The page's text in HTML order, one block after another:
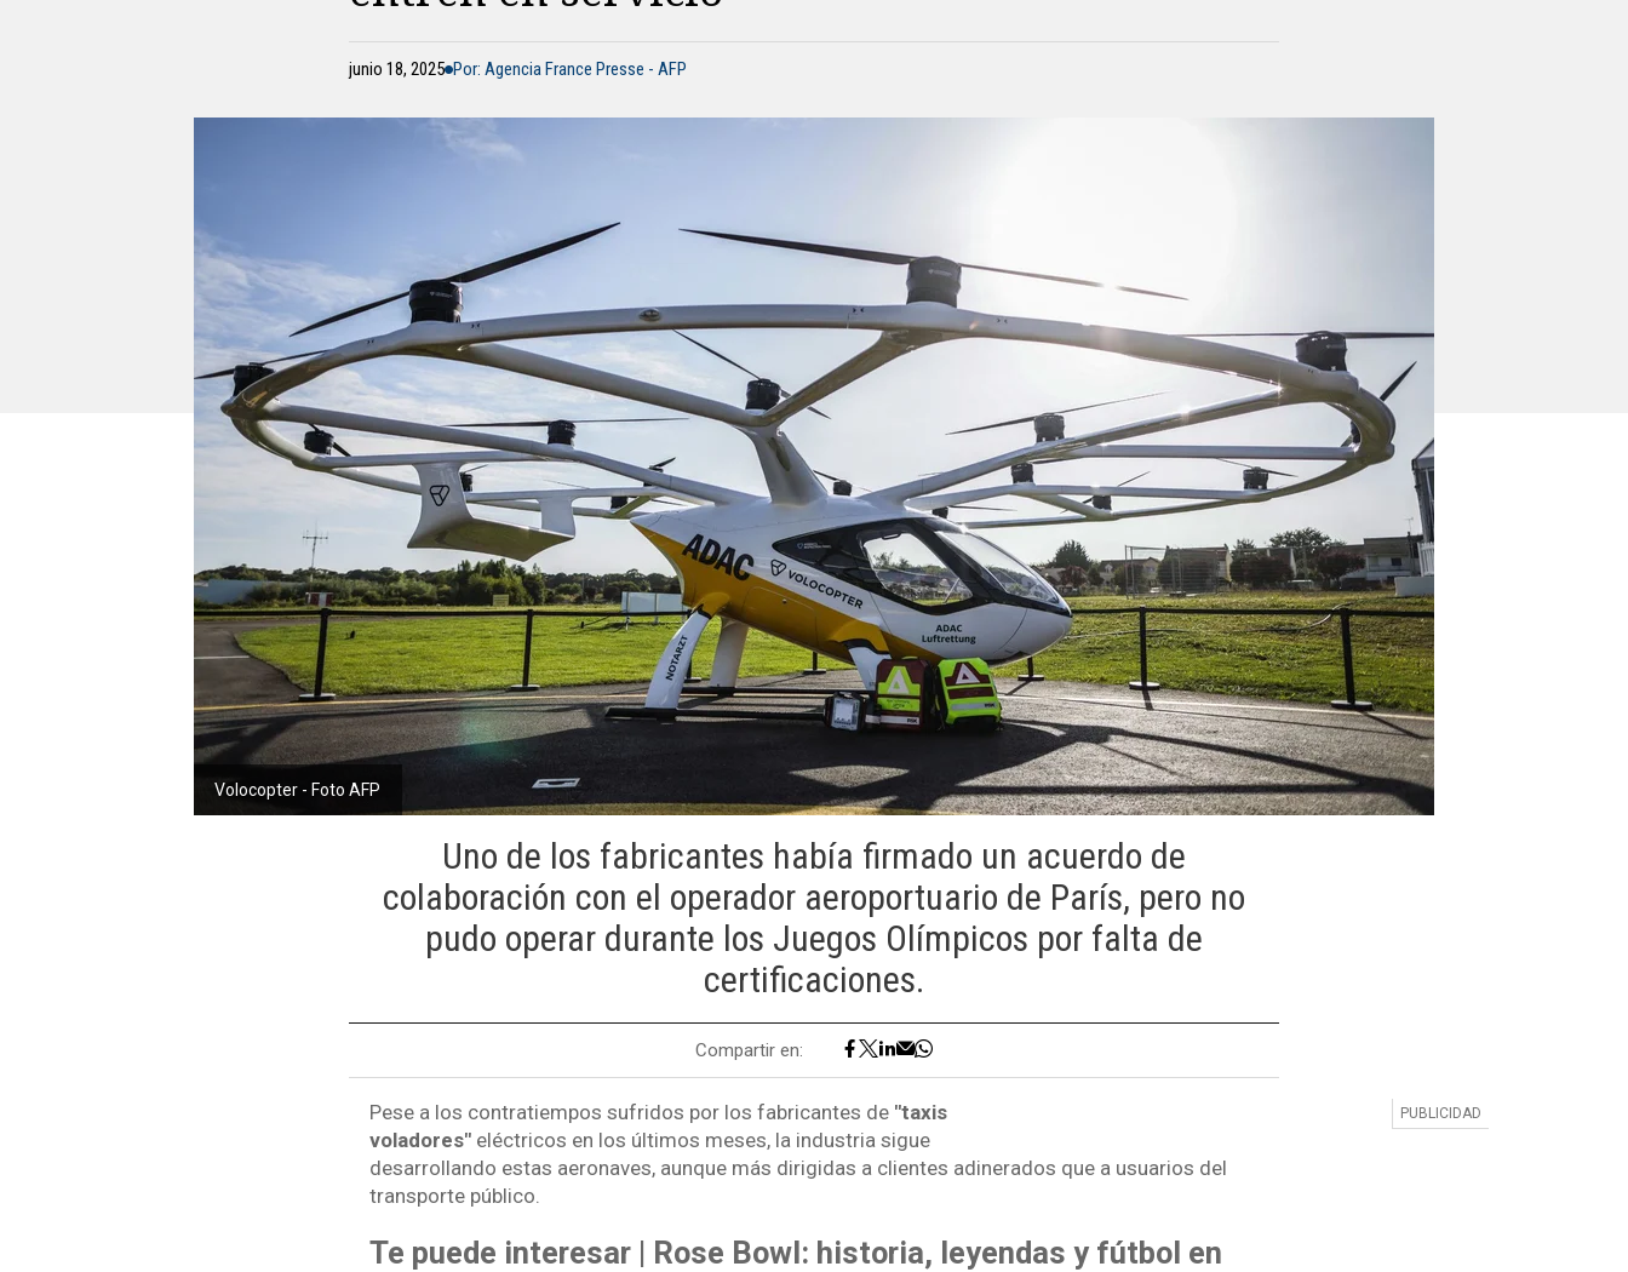
junio 18, 2025 Por: Agencia France Presse - AFP
Volocopter - Foto AFP
Uno de los fabricantes había firmado un acuerdo de
colaboración con el operador aeroportuario de París, pero no
pudo operar durante los Juegos Olímpicos por falta de
certificaciones.
Compartir en:
Pese a los contratiempos sufridos por los fabricantes de "taxis
voladores"eléctricos en los últimos meses, la industria sigue
desarrollando estas aeronaves, aunque más dirigidas a clientes adinerados que a usuarios del
transporte público.
Te puede interesar | Rose Bowl: historia, leyendas y fútbol en